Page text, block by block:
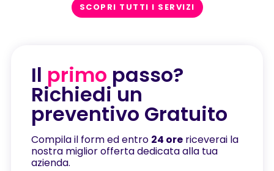
SCOPRI TUTTI I SERVIZI
Il primo passo?
Richiedi un
preventivo Gratuito
Compila il form ed entro 24 orericeverai la
nostra miglior offerta dedicata alla tua
azienda.